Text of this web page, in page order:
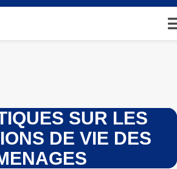
SUR LES
DE VIE DES